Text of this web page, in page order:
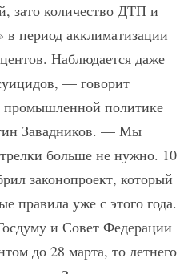
зато количество ДТП и
период акклиматизации
Наблюдается даже
— говорит
промышленной политике
Завадников. — Мы
больше не нужно. 10
законопроект, который
правила уже с этого года.
и Совет Федерации
до 28 марта, то летнего